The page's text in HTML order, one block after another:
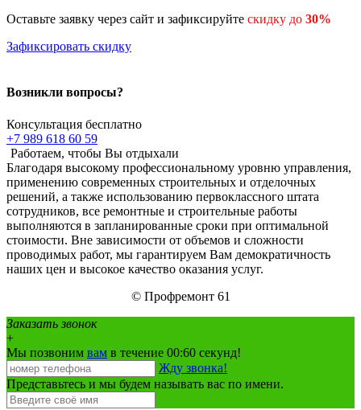
Оставьте заявку через сайт и зафиксируйте скидку до 30%
Зафиксировать скидку
Возникли вопросы?
Консультация бесплатно
+7 989 618 60 59
Работаем, чтобы Вы отдыхали
Благодаря высокому профессиональному уровню управления,
применению современных строительных и отделочных
решений, а также использованию первоклассного штата
сотрудников, все ремонтные и строительные работы
выполняются в запланированные сроки при оптимальной
стоимости. Вне зависимости от объемов и сложности
проводимых работ, мы гарантируем Вам демократичность
наших цен и высокое качество оказания услуг.
© Профремонт 61
Заказать звонок
+
Мы позвоним вам в течение 00:60 секунд!
Жду звонка!
Представьтесь и мы будем называть вас по имени.